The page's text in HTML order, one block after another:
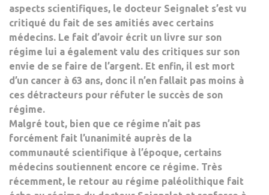
aspects scientifiques, le docteur Seignalet s’est vu
critiqué du fait de ses amitiés avec certains
médecins. Le fait d’avoir écrit un livre sur son
régime lui a également valu des critiques sur son
envie de se faire de l’argent. Et enfin, il est mort
d’un cancer à 63 ans, donc il n’en fallait pas moins à
ces détracteurs pour réfuter le succès de son
régime.
Malgré tout, bien que ce régime n’ait pas
forcément fait l’unanimité auprès de la
communauté scientifique à l’époque, certains
médecins soutiennent encore ce régime. Très
récemment, le retour au régime paléolithique fait